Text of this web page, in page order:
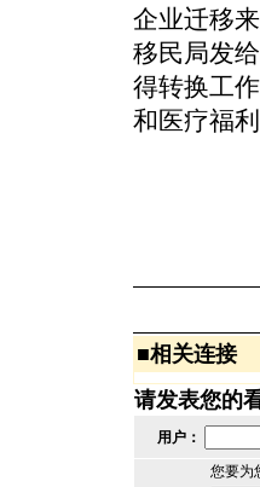
企业迁移
移民局发
得转换工
和医疗福
■相关连接
请发表您的
用户：
您要为